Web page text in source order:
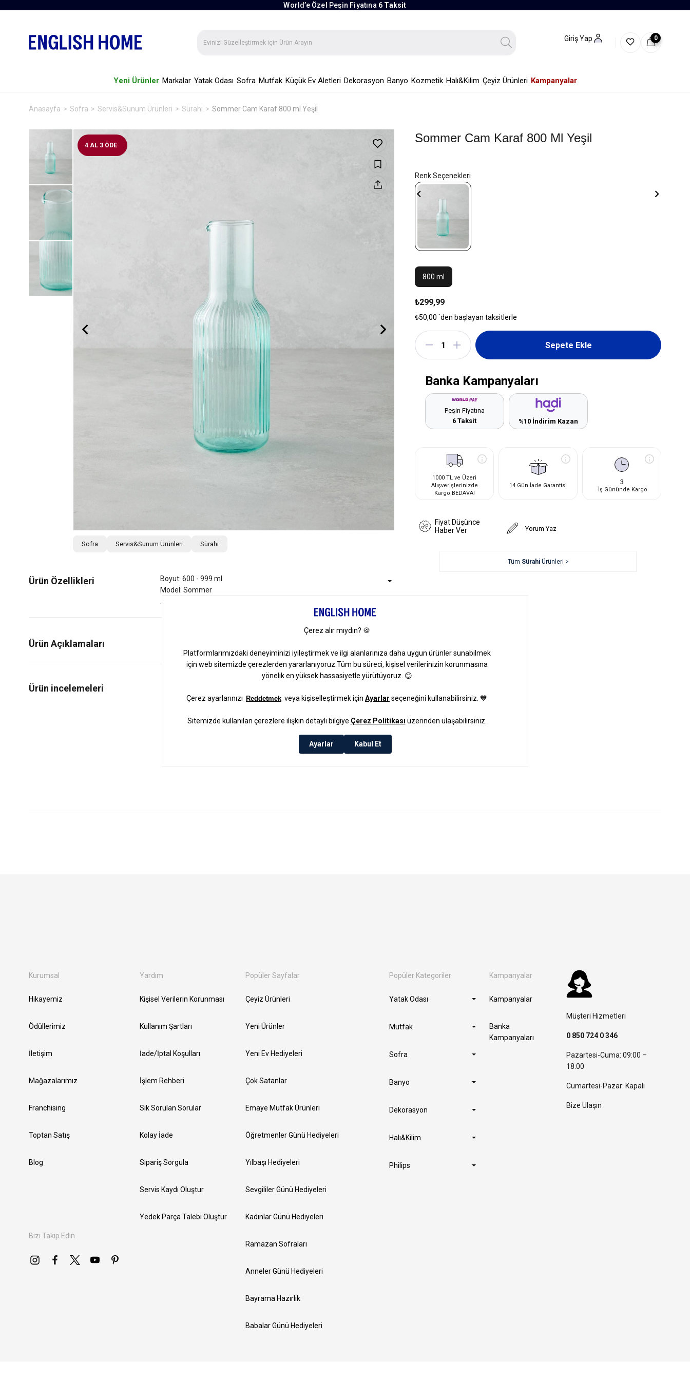
World’e Özel Peşin Fiyatına 6 Taksit
Giriş Yap 0
Yeni Ürünler Markalar Yatak Odası Sofra Mutfak Küçük Ev Aletleri Dekorasyon Banyo Kozmetik Halı&Kilim Çeyiz Ürünleri Kampanyalar
Anasayfa Sofra Servis&Sunum Ürünleri Sürahi Sommer Cam Karaf 800 ml Yeşil
4 AL 3 ÖDE
Sofra Servis&Sunum Ürünleri Sürahi
Ürün Özellikleri
Boyut: 600 - 999 ml
Model: Sommer
Ürün Açıklamaları
Sommer Cam Karaf 800 Ml Yeşil
800 ml
₺299,99
₺50,00 `den başlayan taksitlerle
Banka Kampanyaları
Peşin Fiyatına
6 Taksit
%10 İndirim Kazan
1000 TL ve Üzeri
Alışverişlerinizde
Kargo BEDAVA!
14 Gün İade Garantisi 3
İş Gününde Kargo
Fiyat Düşünce
Haber Ver
Yorum Yaz
Tüm SürahiÜrünleri >
Kurumsal
Hikayemiz
Ödüllerimiz
İletişim
Mağazalarımız
Franchising
Toptan Satış
Blog
Bizi Takip Edin
Yardım
Kişisel Verilerin Korunması
Kullanım Şartları
İade/İptal Koşulları
İşlem Rehberi
Sık Sorulan Sorular
Kolay İade
Sipariş Sorgula
Servis Kaydı Oluştur
Yedek Parça Talebi Oluştur
Popüler Sayfalar
Çeyiz Ürünleri
Yeni Ürünler
Yeni Ev Hediyeleri
Çok Satanlar
Emaye Mutfak Ürünleri
Öğretmenler Günü Hediyeleri
Yılbaşı Hediyeleri
Sevgililer Günü Hediyeleri
Kadınlar Günü Hediyeleri
Ramazan Sofraları
Anneler Günü Hediyeleri
Bayrama Hazırlık
Babalar Günü Hediyeleri
Popüler Kategoriler
Yatak Odası
Mutfak
Sofra
Banyo
Dekorasyon
Halı&Kilim
Philips
Kampanyalar
Kampanyalar
Banka
Kampanyaları
Müşteri Hizmetleri
0 850 724 0 346
Pazartesi-Cuma: 09:00 –
18:00
Cumartesi-Pazar: Kapalı
Bize Ulaşın